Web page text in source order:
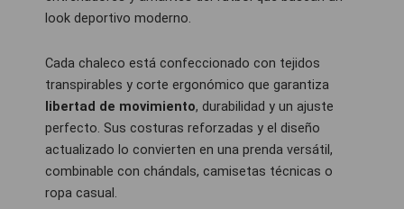
look deportivo moderno.
Cada chaleco está confeccionado con tejidos
transpirables y corte ergonómico que garantiza
libertad de movimiento, durabilidad y un ajuste
perfecto. Sus costuras reforzadas y el diseño
actualizado lo convierten en una prenda versátil,
combinable con chándals, camisetas técnicas o
ropa casual.